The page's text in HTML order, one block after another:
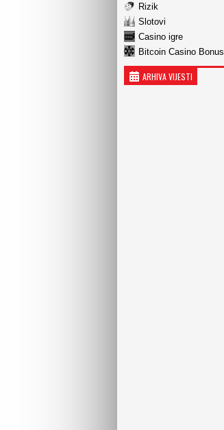
Rizik
Slotovi
Casino igre
Bitcoin Casino Bonus
ARHIVA VIJESTI